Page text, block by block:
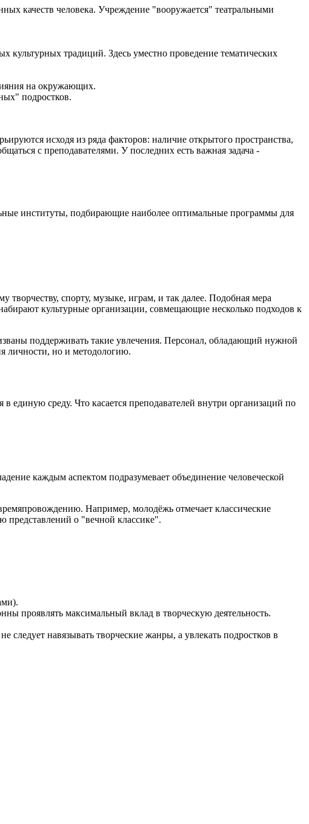
качеств человека. Учреждение "вооружается" театральными
культурных традиций. Здесь уместно проведение тематических
на окружающих.
подростков.
исходя из ряда факторов: наличие открытого пространства,
с преподавателями. У последних есть важная задача -
институты, подбирающие наиболее оптимальные программы для
спорту, музыке, играм, и так далее. Подобная мера
культурные организации, совмещающие несколько подходов к
поддерживать такие увлечения. Персонал, обладающий нужной
личности, но и методологию.
среду. Что касается преподавателей внутри организаций по
каждым аспектом подразумевает объединение человеческой
Например, молодёжь отмечает классические
представлений о "вечной классике".
проявлять максимальный вклад в творческую деятельность.
навязывать творческие жанры, а увлекать подростков в